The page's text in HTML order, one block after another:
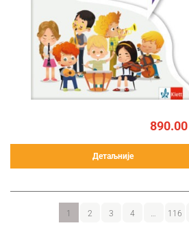
890.00
Детаљније
1 2 3 4 116